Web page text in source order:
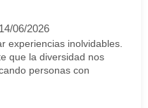
14/06/2026
experiencias inolvidables.
que la diversidad nos
personas con